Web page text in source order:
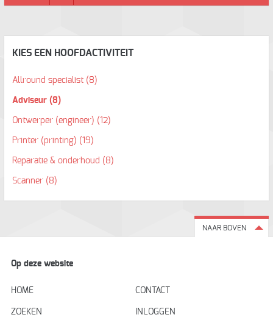
KIES EEN HOOFDACTIVITEIT
Allround specialist(8)
Adviseur(8)
Ontwerper (engineer) (12)
Printer (printing) (19)
Reparatie & onderhoud (8)
Scanner(8)
NAAR BOVEN
Op deze website
HOME CONTACT
ZOEKEN INLOGGEN